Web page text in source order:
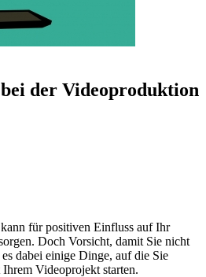
der Videoproduktion
für positiven Einfluss auf Ihr
Doch Vorsicht, damit Sie nicht
dabei einige Dinge, auf die Sie
Videoprojekt starten.